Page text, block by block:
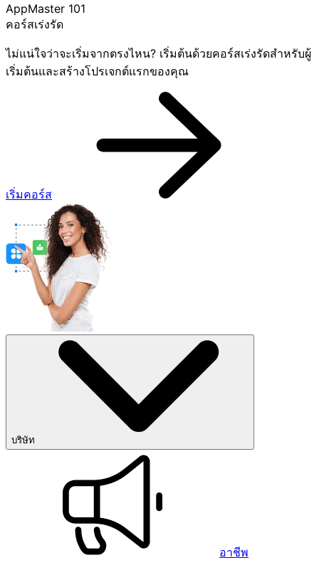
AppMaster 101
คอร์สเร่งรัด
ไม่แน่ใจว่าจะเริ่มจากตรงไหน? เริ่มต้นด้วยคอร์สเร่งรัดสำหรับผู้
เริ่มต้นและสร้างโปรเจกต์แรกของคุณ
เริ่มคอร์ส
บริษัท
อาชีพ